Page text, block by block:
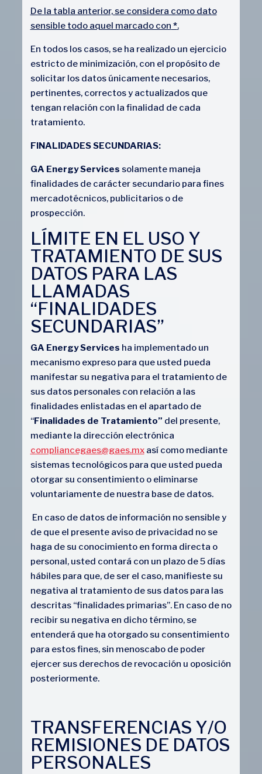
De la tabla anterior, se considera como dato
sensible todo aquel marcado con *.
En todos los casos, se ha realizado un ejercicio
estricto de minimización, con el propósito de
solicitar los datos únicamente necesarios,
pertinentes, correctos y actualizados que
tengan relación con la finalidad de cada
tratamiento.
FINALIDADES SECUNDARIAS:
GA Energy Services solamente maneja
finalidades de carácter secundario para fines
mercadotécnicos, publicitarios o de
prospección.
LÍMITE EN EL USO Y
TRATAMIENTO DE SUS
DATOS PARA LAS
LLAMADAS
“FINALIDADES
SECUNDARIAS”
GA Energy Services ha implementado un
mecanismo expreso para que usted pueda
manifestar su negativa para el tratamiento de
sus datos personales con relación a las
finalidades enlistadas en el apartado de
“Finalidades de Tratamiento” del presente,
mediante la dirección electrónica
compliancegaes@gaes.mxasí como mediante
sistemas tecnológicos para que usted pueda
otorgar su consentimiento o eliminarse
voluntariamente de nuestra base de datos.
En caso de datos de información no sensible y
de que el presente aviso de privacidad no se
haga de su conocimiento en forma directa o
personal, usted contará con un plazo de 5 días
hábiles para que, de ser el caso, manifieste su
negativa al tratamiento de sus datos para las
descritas “finalidades primarias”. En caso de no
recibir su negativa en dicho término, se
entenderá que ha otorgado su consentimiento
para estos fines, sin menoscabo de poder
ejercer sus derechos de revocación u oposición
posteriormente.
TRANSFERENCIAS Y/O
REMISIONES DE DATOS
PERSONALES